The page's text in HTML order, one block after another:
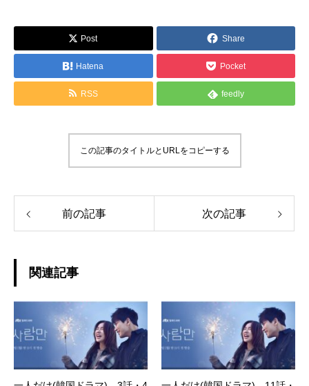
Post Share
Hatena Pocket
RSS feedly
この記事のタイトルとURLをコピーする
前の記事 次の記事
関連記事